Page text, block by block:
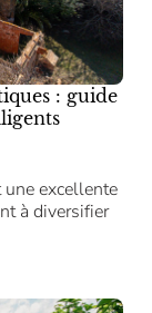
: guide
excellente
à diversifier